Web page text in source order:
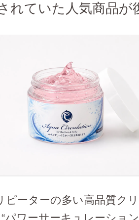
れていた人気商品が
ピーターの多い高品質ク